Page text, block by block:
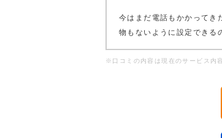
今はまだ電話もかかってき
物もないように設定できる
※口コミの内容は現在のサービス内